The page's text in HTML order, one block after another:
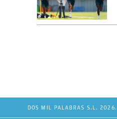
DOS MIL PALABRAS S.L. 2026.